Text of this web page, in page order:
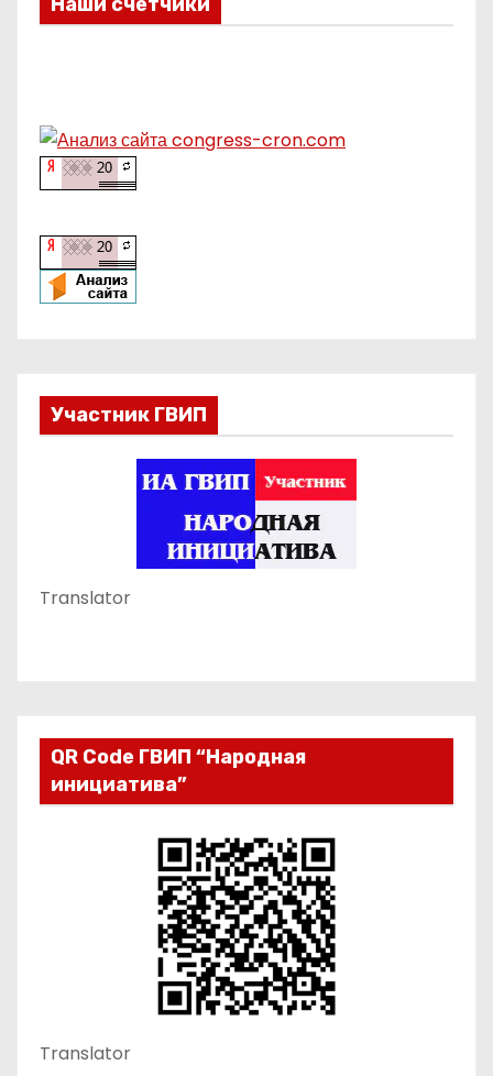
Наши счетчики
Участник ГВИП
Translator
QR Code ГВИП “Народная
инициатива”
Translator